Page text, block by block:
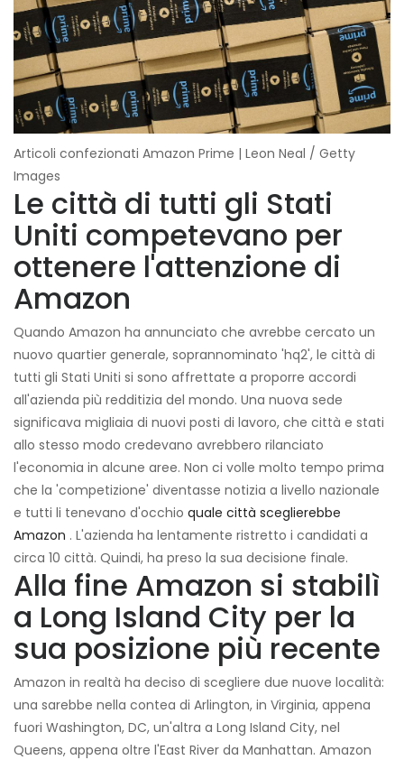
Articoli confezionati Amazon Prime | Leon Neal / Getty
Images
Le città di tutti gli Stati
Uniti competevano per
ottenere l'attenzione di
Amazon
Quando Amazon ha annunciato che avrebbe cercato un
nuovo quartier generale, soprannominato 'hq2', le città di
tutti gli Stati Uniti si sono affrettate a proporre accordi
all'azienda più redditizia del mondo. Una nuova sede
significava migliaia di nuovi posti di lavoro, che città e stati
allo stesso modo credevano avrebbero rilanciato
l'economia in alcune aree. Non ci volle molto tempo prima
che la 'competizione' diventasse notizia a livello nazionale
e tutti li tenevano d'occhio quale città sceglierebbe
Amazon . L'azienda ha lentamente ristretto i candidati a
circa 10 città. Quindi, ha preso la sua decisione finale.
Alla fine Amazon si stabilì
a Long Island City per la
sua posizione più recente
Amazon in realtà ha deciso di scegliere due nuove località:
una sarebbe nella contea di Arlington, in Virginia, appena
fuori Washington, DC, un'altra a Long Island City, nel
Queens, appena oltre l'East River da Manhattan. Amazon